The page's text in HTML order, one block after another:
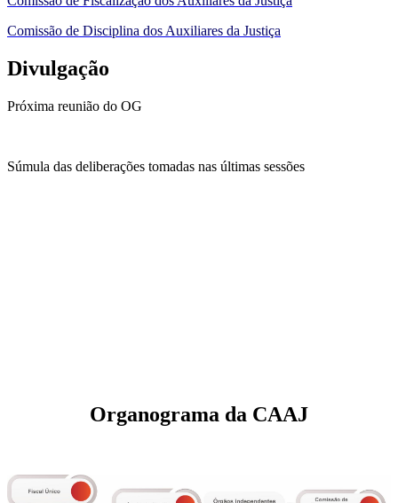
Comissão de Disciplina dos Auxiliares da Justiça
Divulgação
Próxima reunião do OG
Súmula das deliberações tomadas nas últimas sessões
Organograma da CAAJ